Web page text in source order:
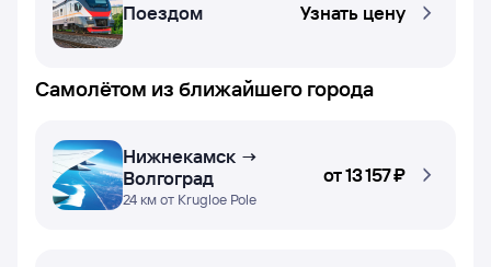
Поездом Узнать цену
Самолётом из ближайшего города
Нижнекамск →
Волгоград
24 км от Krugloe Pole
от13 ⁠157 ⁠₽